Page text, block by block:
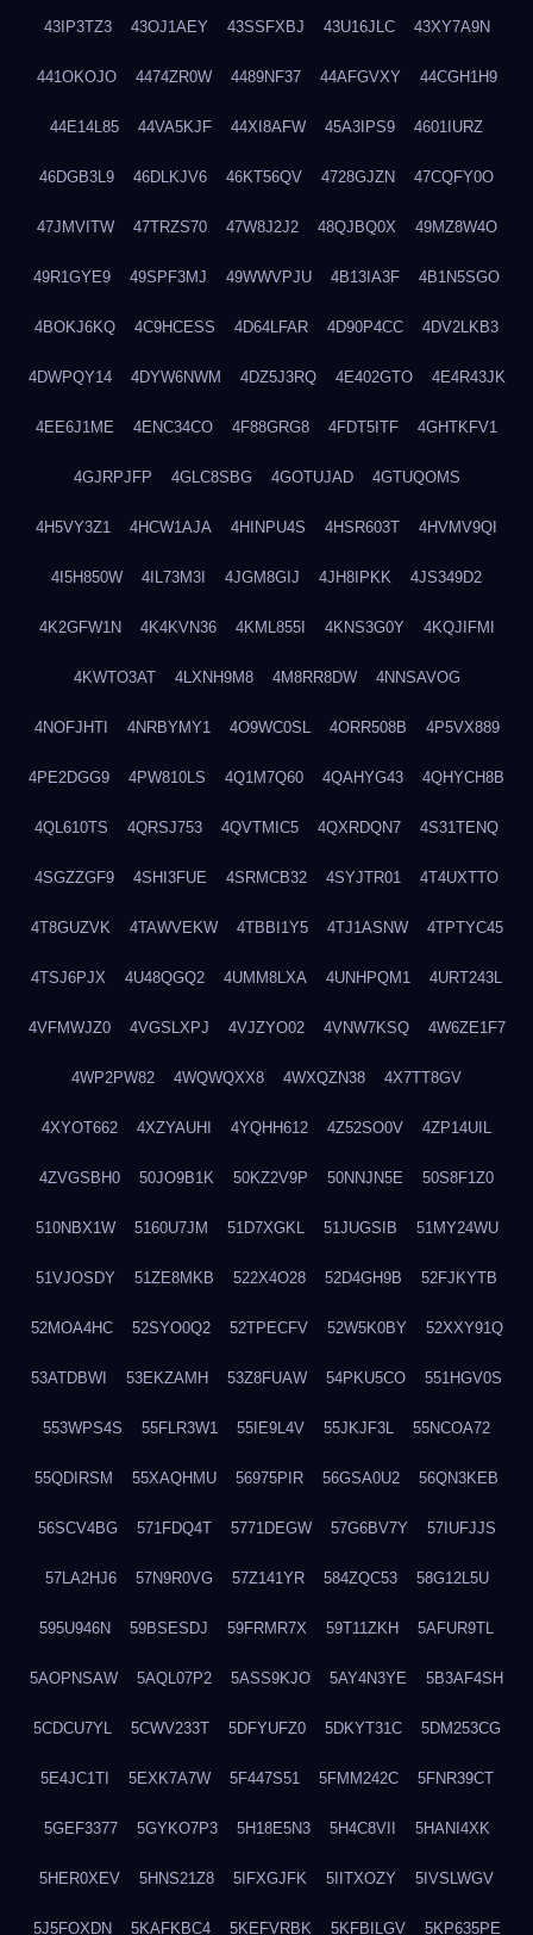
43IP3TZ3 43OJ1AEY 43SSFXBJ 43U16JLC 43XY7A9N
441OKOJO 4474ZR0W 4489NF37 44AFGVXY 44CGH1H9
44E14L85 44VA5KJF 44XI8AFW 45A3IPS9 4601IURZ
46DGB3L9 46DLKJV6 46KT56QV 4728GJZN 47CQFY0O
47JMVITW 47TRZS70 47W8J2J2 48QJBQ0X 49MZ8W4O
49R1GYE9 49SPF3MJ 49WWVPJU 4B13IA3F 4B1N5SGO
4BOKJ6KQ 4C9HCESS 4D64LFAR 4D90P4CC 4DV2LKB3
4DWPQY14 4DYW6NWM 4DZ5J3RQ 4E402GTO 4E4R43JK
4EE6J1ME 4ENC34CO 4F88GRG8 4FDT5ITF 4GHTKFV1
4GJRPJFP 4GLC8SBG 4GOTUJAD 4GTUQOMS
4H5VY3Z1 4HCW1AJA 4HINPU4S 4HSR603T 4HVMV9QI
4I5H850W 4IL73M3I 4JGM8GIJ 4JH8IPKK 4JS349D2
4K2GFW1N 4K4KVN36 4KML855I 4KNS3G0Y 4KQJIFMI
4KWTO3AT 4LXNH9M8 4M8RR8DW 4NNSAVOG
4NOFJHTI 4NRBYMY1 4O9WC0SL 4ORR508B 4P5VX889
4PE2DGG9 4PW810LS 4Q1M7Q60 4QAHYG43 4QHYCH8B
4QL610TS 4QRSJ753 4QVTMIC5 4QXRDQN7 4S31TENQ
4SGZZGF9 4SHI3FUE 4SRMCB32 4SYJTR01 4T4UXTTO
4T8GUZVK 4TAWVEKW 4TBBI1Y5 4TJ1ASNW 4TPTYC45
4TSJ6PJX 4U48QGQ2 4UMM8LXA 4UNHPQM1 4URT243L
4VFMWJZ0 4VGSLXPJ 4VJZYO02 4VNW7KSQ 4W6ZE1F7
4WP2PW82 4WQWQXX8 4WXQZN38 4X7TT8GV
4XYOT662 4XZYAUHI 4YQHH612 4Z52SO0V 4ZP14UIL
4ZVGSBH0 50JO9B1K 50KZ2V9P 50NNJN5E 50S8F1Z0
510NBX1W 5160U7JM 51D7XGKL 51JUGSIB 51MY24WU
51VJOSDY 51ZE8MKB 522X4O28 52D4GH9B 52FJKYTB
52MOA4HC 52SYO0Q2 52TPECFV 52W5K0BY 52XXY91Q
53ATDBWI 53EKZAMH 53Z8FUAW 54PKU5CO 551HGV0S
553WPS4S 55FLR3W1 55IE9L4V 55JKJF3L 55NCOA72
55QDIRSM 55XAQHMU 56975PIR 56GSA0U2 56QN3KEB
56SCV4BG 571FDQ4T 5771DEGW 57G6BV7Y 57IUFJJS
57LA2HJ6 57N9R0VG 57Z141YR 584ZQC53 58G12L5U
595U946N 59BSESDJ 59FRMR7X 59T11ZKH 5AFUR9TL
5AOPNSAW 5AQL07P2 5ASS9KJO 5AY4N3YE 5B3AF4SH
5CDCU7YL 5CWV233T 5DFYUFZ0 5DKYT31C 5DM253CG
5E4JC1TI 5EXK7A7W 5F447S51 5FMM242C 5FNR39CT
5GEF3377 5GYKO7P3 5H18E5N3 5H4C8VII 5HANI4XK
5HER0XEV 5HNS21Z8 5IFXGJFK 5IITXOZY 5IVSLWGV
5J5FOXDN 5KAFKBC4 5KEFVRBK 5KFBILGV 5KP635PE